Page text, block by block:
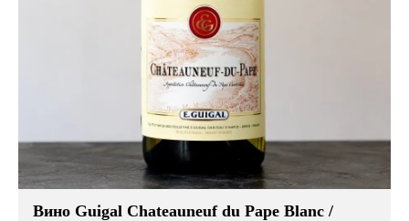
Вино Guigal Chateauneuf du Pape Blanc /